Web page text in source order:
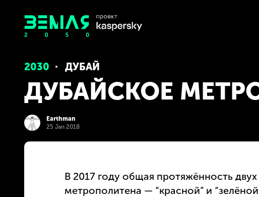
2030 ДУБАЙ
ДУБАЙСКОЕ
Earthman
25 Jan 2018
В 2017 году общая протяжённость
метрополитена — “красной” и